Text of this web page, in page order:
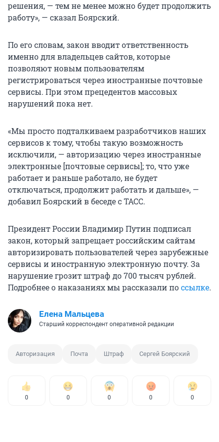
решения, — тем не менее можно будет продолжить
работу», — сказал Боярский.
По его словам, закон вводит ответственность
именно для владельцев сайтов, которые
позволяют новым пользователям
регистрироваться через иностранные почтовые
сервисы. При этом прецедентов массовых
нарушений пока нет.
«Мы просто подталкиваем разработчиков наших
сервисов к тому, чтобы такую возможность
исключили, — авторизацию через иностранные
электронные [почтовые сервисы]; то, что уже
работает и раньше работало, не будет
отключаться, продолжит работать и дальше», —
добавил Боярский в беседе с ТАСС.
Президент России Владимир Путин подписал
закон, который запрещает российским сайтам
авторизировать пользователей через зарубежные
сервисы и иностранную электронную почту. За
нарушение грозит штраф до 700 тысяч рублей.
Подробнее о наказаниях мы рассказали поссылке.
Елена Мальцева
Старший корреспондент оперативной редакции
Авторизация Почта Штраф Сергей Боярский
0 0 0 0 0